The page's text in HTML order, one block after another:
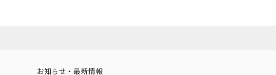
ダウンロ
（イギリス
（ノルウェー
お知らせ・最新情報